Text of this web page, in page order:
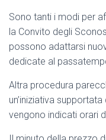
Sono tanti i modi per
la Convito degli
possono adattarsi
dedicate al
Altra procedura
un’iniziativa
vengono indicati orari